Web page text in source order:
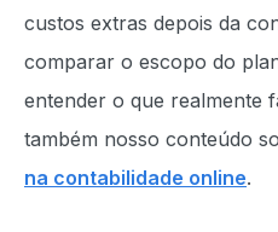
custos extras depois da
comparar o escopo do
entender o que realmente
também nosso conteúdo
na contabilidade online.